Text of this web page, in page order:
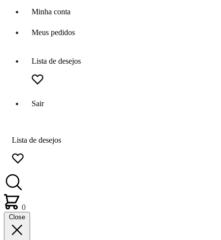
Minha conta
Meus pedidos
Lista de desejos
Sair
Lista de desejos
0
Close